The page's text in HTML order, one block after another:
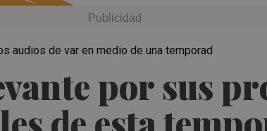
por sus
audios de var en medio de una temporad